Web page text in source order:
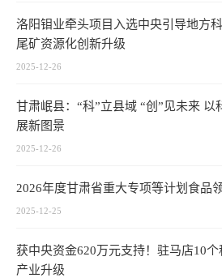
洛阳钼业牵头项目入选中央引导地方
尾矿资源化创新升级
2025-12-26
甘肃岷县：“科”立县域 “创”见未来 以
展新图景
2025-12-26
2026年度甘肃省重大专项等计划食品
2025-12-25
获中央资金620万元支持！驻马店10
产业升级